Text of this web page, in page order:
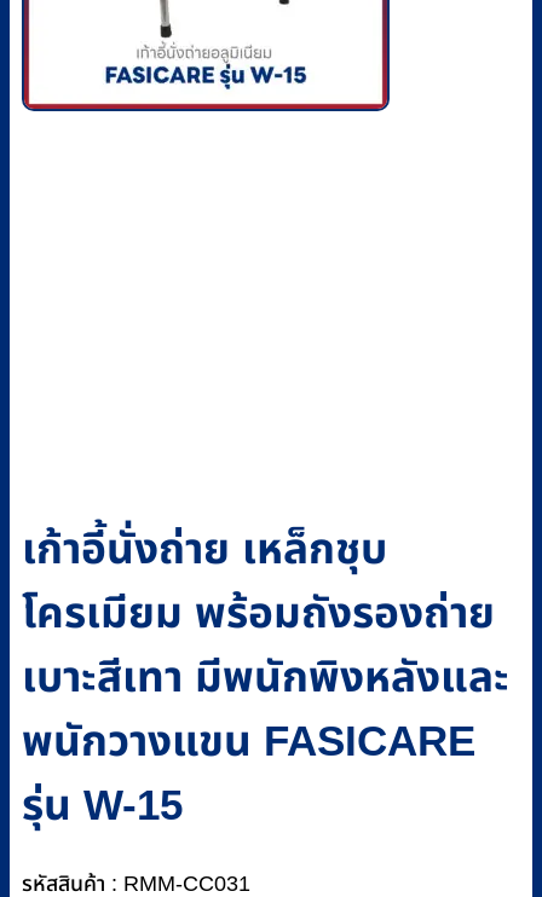
เก้าอี้นั่งถ่าย เหล็กชุบ
โครเมียม พร้อมถังรองถ่าย
เบาะสีเทา มีพนักพิงหลังและ
พนักวางแขน FASICARE
รุ่น W-15
รหัสสินค้า : RMM-CC031